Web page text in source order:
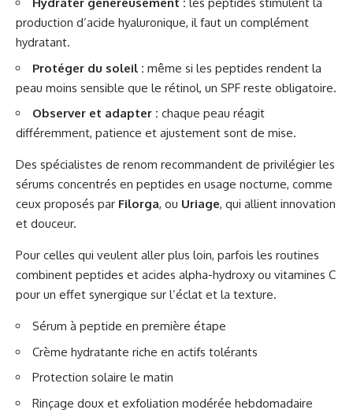
production d’acide hyaluronique, il faut un complément
hydratant.
Protéger du soleil : même si les peptides rendent la
peau moins sensible que le rétinol, un SPF reste obligatoire.
Observer et adapter : chaque peau réagit
différemment, patience et ajustement sont de mise.
Des spécialistes de renom recommandent de privilégier les
sérums concentrés en peptides en usage nocturne, comme
ceux proposés par Filorga, ou Uriage, qui allient innovation
et douceur.
Pour celles qui veulent aller plus loin, parfois les routines
combinent peptides et acides alpha-hydroxy ou vitamines C
pour un effet synergique sur l’éclat et la texture.
Sérum à peptide en première étape
Crème hydratante riche en actifs tolérants
Protection solaire le matin
Rinçage doux et exfoliation modérée hebdomadaire